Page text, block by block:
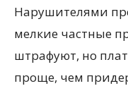
Нарушителями
мелкие частные
штрафуют, но
проще, чем